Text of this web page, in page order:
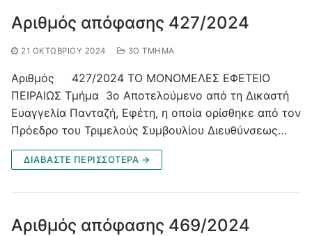
Αριθμός απόφασης 427/2024
21 ΟΚΤΩΒΡΊΟΥ 2024 3Ο ΤΜΉΜΑ
Αριθμός 427/2024 ΤΟ ΜΟΝΟΜΕΛΕΣ ΕΦΕΤΕΙΟ
ΠΕΙΡΑΙΩΣ Τμήμα 3ο Αποτελούμενο από τη Δικαστή
Ευαγγελία Πανταζή, Εφέτη, η οποία ορίσθηκε από τον
Πρόεδρο του Τριμελούς Συμβουλίου Διευθύνσεως…
ΔΙΑΒΑΣΤΕ ΠΕΡΙΣΣΟΤΕΡΑ →
Αριθμός απόφασης 469/2024